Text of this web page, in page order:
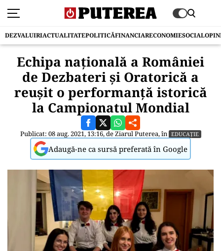
DEZVALUIRIACTUALITATEPOLITICĂFINANCIARECONOMIESOCIAL
Echipa națională a României
de Dezbateri și Oratorică a
reușit o performanță istorică
la Campionatul Mondial
Publicat: 08 aug. 2021, 13:16, deZiarul Puterea, în EDUCAȚIE
Adaugă-ne ca sursă preferată în Google